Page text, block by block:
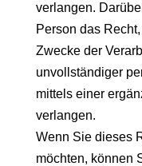
verlangen.
Person das
Zwecke der
unvollständiger
mittels einer
verlangen.
Wenn Sie dieses
möchten, können